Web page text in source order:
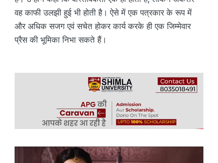
वह काफी उलझी हुई भी होती है। ऐसे में एक पत्रकार के रूप में
और अधिक सजग एवं सचेत होकर कार्य करके ही एक जिम्मेवार
प्रैस की भूमिका निभा सकते हैं।